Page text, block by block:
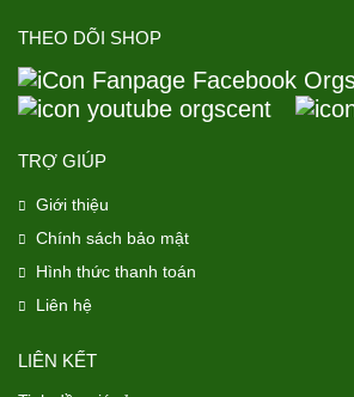
THEO DÕI SHOP
TRỢ GIÚP
Giới thiệu
Chính sách bảo mật
Hình thức thanh toán
Liên hệ
LIÊN KẾT